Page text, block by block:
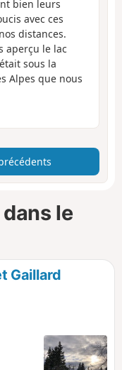
bien leurs
avec ces
distances.
aperçu le lac
sous la
Alpes que nous
le
Gaillard